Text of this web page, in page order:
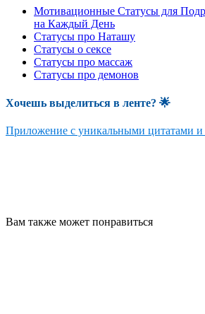
Мотивационные Статусы для
на Каждый День
Статусы про Наташу
Статусы о сексе
Статусы про массаж
Статусы про демонов
Хочешь выделиться в ленте? 🌟
Приложение с уникальными цитатами и
Вам также может понравиться